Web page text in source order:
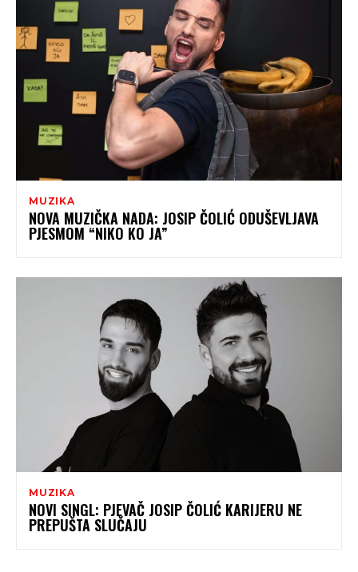
MUZIKA
NOVA MUZIČKA NADA: JOSIP ČOLIĆ ODUŠEVLJAVA
PJESMOM “NIKO KO JA”
MUZIKA
NOVI SINGL: PJEVAČ JOSIP ČOLIĆ KARIJERU NE
PREPUŠTA SLUČAJU